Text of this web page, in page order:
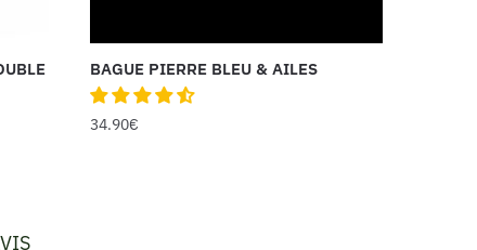
BAGUE PIERRE BLEU & AILES
34.90€